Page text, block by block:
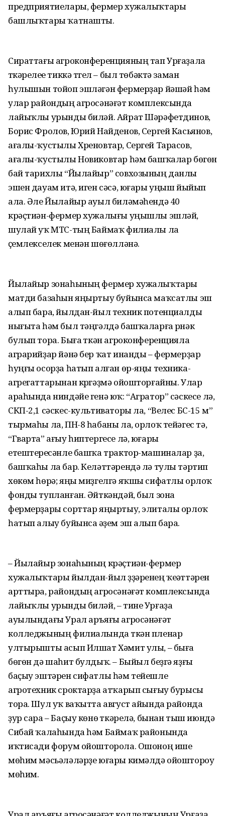
предприятиелары, фермер хужалыҡтары
башлыҡтары ҡатнашты.
Сираттағы агроконференцияның тап Урғаҙала
үткәрелеүе тиккә түгел – был төбәктә заман
һулышын тойоп эшләгән фермерҙар йәшәй һәм
улар райондың агросәнәғәт комплексында
лайыҡлы урынды биләй. Айрат Шәрәфетдинов,
Борис Фролов, Юрий Найденов, Сергей Касьянов,
ағалы-ҡустылы Хреновтар, Сергей Тарасов,
ағалы-ҡустылы Новиковтар һәм башҡалар бөгөн
бай тарихлы “Йылайыр” совхозының данлы
эшен дауам итә, иген сәсә, юғары уңыш йыйып
ала. Әле Йылайыр ауыл биләмәһендә 40
крәҫтиән-фермер хужалығы уңышлы эшләй,
шулай уҡ МТС-тың Баймаҡ филиалы ла
үҫемлекселек менән шөғөлләнә.
Йылайыр зонаһының фермер хужалыҡтары
матди базаһын яңыртыу буйынса маҡсатлы эш
алып бара, йылдан-йыл техник потенциалды
нығыта һәм был тәңгәлдә башҡаларға үрнәк
булып тора. Быға үткән агроконференцияла
аграрийҙар йәнә бер ҡат инанды – фермерҙар
һуңғы осорҙа һатып алған өр-яңы техника-
агрегаттарынан күргәҙмә ойошторғайны. Улар
араһында ниндәйе генә юҡ: “Агратор” сәскесе лә,
СКП-2,1 сәскес-культиваторы ла, “Велес БС-15 м”
тырмаһы ла, ПН-8 һабаны ла, орлоҡ тейәгес тә,
“Гварта” ағыу һиптергесе лә, юғары
етештереүсәнле башҡа трактор-машиналар ҙа,
башҡаһы ла бар. Келәттәрендә лә тулы тәртип
хөкөм һөрә; яңы миҙгелгә яҡшы сифатлы орлоҡ
фонды тупланған. Әйткәндәй, был зона
фермерҙары сорттар яңыртыу, элиталы орлоҡ
һатып алыу буйынса әүҙем эш алып бара.
– Йылайыр зонаһының крәҫтиән-фермер
хужалыҡтары йылдан-йыл үҙҙәренең ҡеүәттәрен
арттыра, райондың агросәнәғәт комплексында
лайыҡлы урынды биләй, – тине Урғаҙа
ауылындағы Урал аръяғы агросәнәғәт
колледжының филиалында үткән пленар
ултырышты асып Илшат Хәмит улы, – быға
бөгөн дә шаһит булдыҡ. – Быйыл беҙгә яҙғы
баҫыу эштәрен сифатлы һәм тейешле
агротехник сроктарҙа атҡарып сығыу бурысы
тора. Шул уҡ ваҡытта август айында районда
ҙур сара – Баҫыу көнө үткәрелә, бынан тыш июндә
Сибай ҡалаһында һәм Баймаҡ районында
иҡтисади форум ойошторола. Ошоноң ише
мөһим мәсьәләләрҙе юғары кимәлдә ойоштороу
мөһим.